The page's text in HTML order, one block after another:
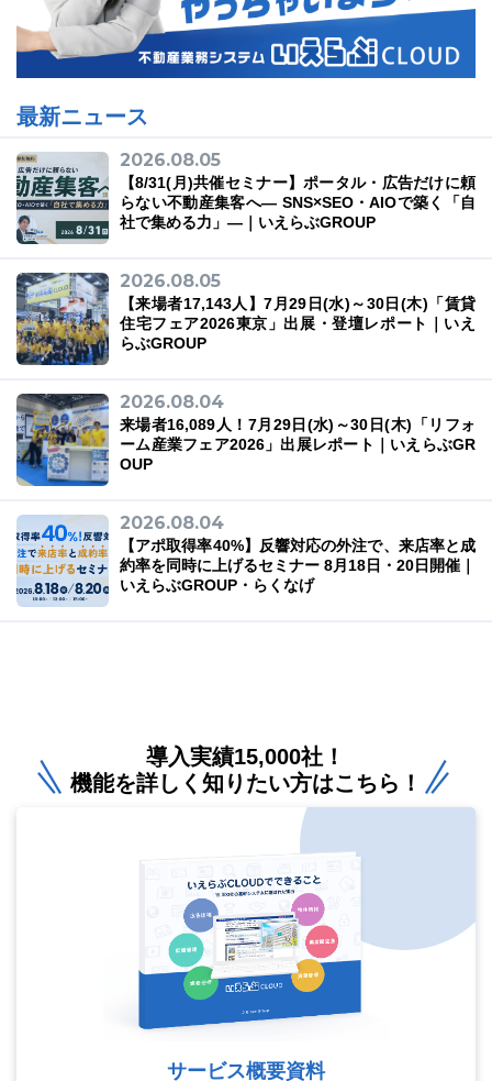
最新ニュース
2026.08.05
【8/31(月)共催セミナー】ポータル・広告だけに頼
らない不動産集客へ― SNS×SEO・AIOで築く「自
社で集める力」―｜いえらぶGROUP
2026.08.05
【来場者17,143人】7月29日(水)～30日(木)「賃貸
住宅フェア2026東京」出展・登壇レポート｜いえ
らぶGROUP
2026.08.04
来場者16,089人！7月29日(水)～30日(木)「リフォ
ーム産業フェア2026」出展レポート｜いえらぶGR
OUP
2026.08.04
【アポ取得率40%】反響対応の外注で、来店率と成
約率を同時に上げるセミナー 8月18日・20日開催｜
いえらぶGROUP・らくなげ
導入実績15,000社！
機能を詳しく知りたい方はこちら！
サービス概要資料